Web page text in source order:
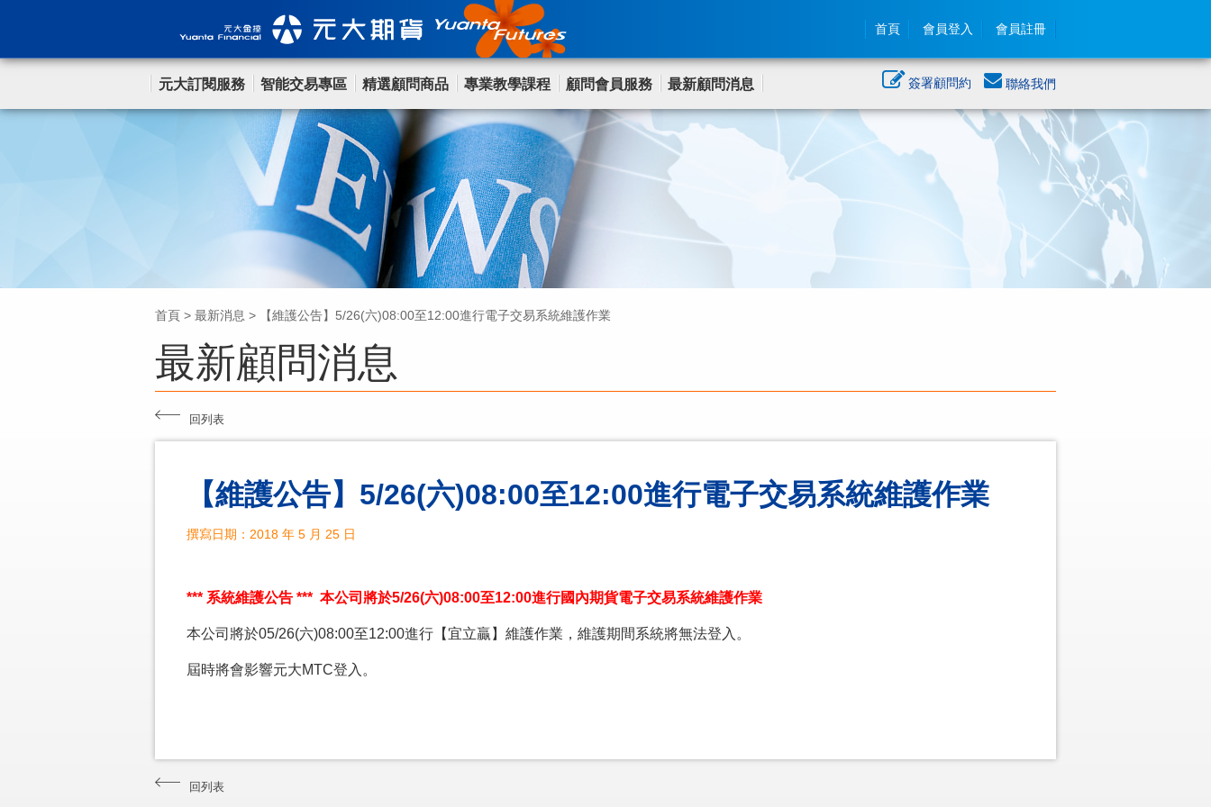
首頁 會員登入 會員註冊
元大訂閱服務 智能交易專區 精選顧問商品 專業教學課程 顧問會員服務 最新顧問消息 簽署顧問約 聯絡我們
首頁 > 最新消息 > 【維護公告】5/26(六)08:00至12:00進行電子交易系統維護作業
最新顧問消息
回列表
【維護公告】5/26(六)08:00至12:00進行電子交易系統維護作業
撰寫日期：2018 年 5 月 25 日
*** 系統維護公告 *** 本公司將於5/26(六)08:00至12:00進行國內期貨電子交易系統維護作業
本公司將於05/26(六)08:00至12:00進行【宜立贏】維護作業，維護期間系統將無法登入。
屆時將會影響元大MTC登入。
回列表